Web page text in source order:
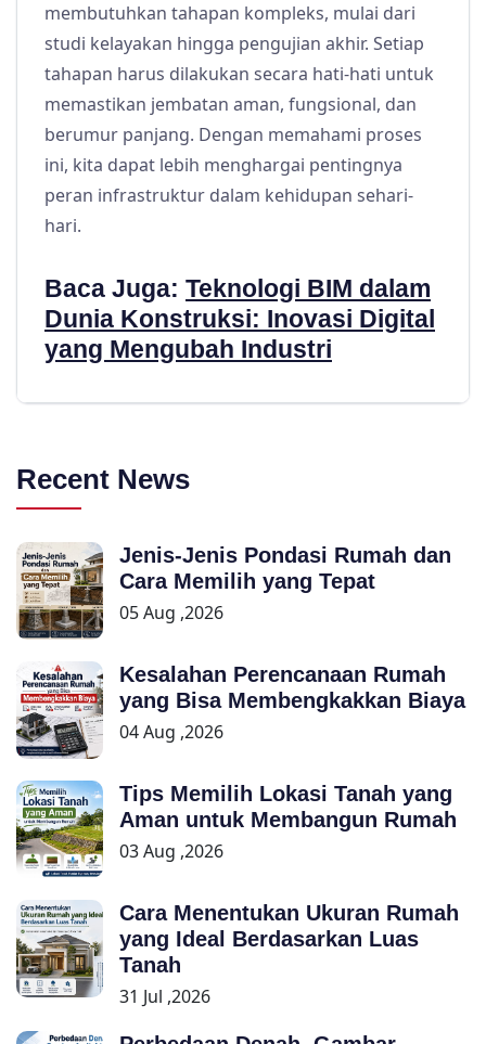
membutuhkan tahapan kompleks, mulai dari
studi kelayakan hingga pengujian akhir. Setiap
tahapan harus dilakukan secara hati-hati untuk
memastikan jembatan aman, fungsional, dan
berumur panjang. Dengan memahami proses
ini, kita dapat lebih menghargai pentingnya
peran infrastruktur dalam kehidupan sehari-
hari.
Baca Juga: Teknologi BIM dalam
Dunia Konstruksi: Inovasi Digital
yang Mengubah Industri
Recent News
Jenis-Jenis Pondasi Rumah dan
Cara Memilih yang Tepat
05 Aug ,2026
Kesalahan Perencanaan Rumah
yang Bisa Membengkakkan Biaya
04 Aug ,2026
Tips Memilih Lokasi Tanah yang
Aman untuk Membangun Rumah
03 Aug ,2026
Cara Menentukan Ukuran Rumah
yang Ideal Berdasarkan Luas
Tanah
31 Jul ,2026